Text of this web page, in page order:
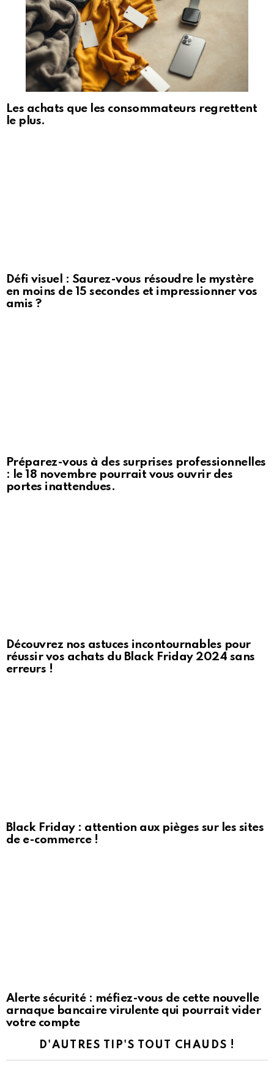
Les achats que les consommateurs regrettent
le plus.
Défi visuel : Saurez-vous résoudre le mystère
en moins de 15 secondes et impressionner vos
amis ?
Préparez-vous à des surprises professionnelles
: le 18 novembre pourrait vous ouvrir des
portes inattendues.
Découvrez nos astuces incontournables pour
réussir vos achats du Black Friday 2024 sans
erreurs !
Black Friday : attention aux pièges sur les sites
de e-commerce !
Alerte sécurité : méfiez-vous de cette nouvelle
arnaque bancaire virulente qui pourrait vider
votre compte
D'AUTRES TIP'S TOUT CHAUDS !